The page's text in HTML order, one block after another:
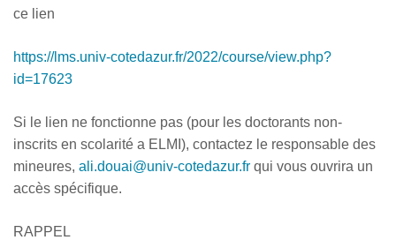
ce lien
https://lms.univ-cotedazur.fr/2022/course/view.php?
id=17623
Si le lien ne fonctionne pas (pour les doctorants non-
inscrits en scolarité a ELMI), contactez le responsable des
mineures, ali.douai@univ-cotedazur.fr qui vous ouvrira un
accès spécifique.
RAPPEL